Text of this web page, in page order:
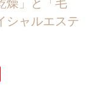
燥」と「毛
シャルエステ